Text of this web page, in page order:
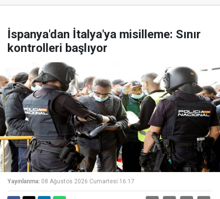
İspanya'dan İtalya'ya misilleme: Sınır
kontrolleri başlıyor
Yayınlanma: 08 Ağustos 2026 Cumartesi 16:17